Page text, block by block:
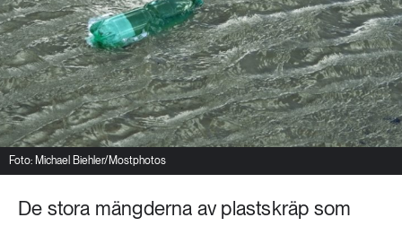
Mat & jordbruk
Skog
Social hållbarhet
Transport
Vatten
252 ARTIKLAR
Landsbygd
939 ARTIKLAR
Livsstil & konsumtion
Mat & jordbruk
Foto: Michael Biehler/Mostphotos
De stora mängderna av plastskräp som